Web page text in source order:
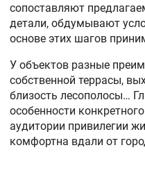
сопоставляют
детали, обдумывают
основе этих шагов
У объектов разные
собственной террасы,
близость лесополосы…
особенности
аудитории привилегии
комфортна вдали от